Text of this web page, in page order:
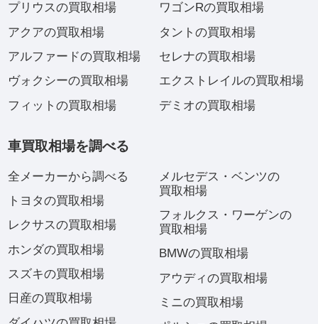
プリウスの買取相場
アクアの買取相場
アルファードの買取相場
ヴォクシーの買取相場
フィットの買取相場
ワゴンRの買取相場
タントの買取相場
セレナの買取相場
エクストレイルの買取相場
デミオの買取相場
車買取相場を調べる
全メーカーから調べる
トヨタの買取相場
レクサスの買取相場
ホンダの買取相場
スズキの買取相場
日産の買取相場
メルセデス・ベンツの
買取相場
フォルクス・ワーゲンの
買取相場
BMWの買取相場
アウディの買取相場
ミニの買取相場